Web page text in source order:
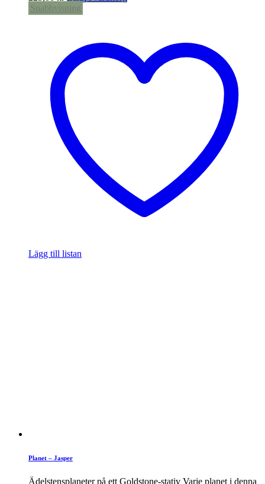
Snabbvisning
Lägg till listan
Planet – Jasper
Ädelstensplaneter på ett Goldstone-stativ Varje planet i denna